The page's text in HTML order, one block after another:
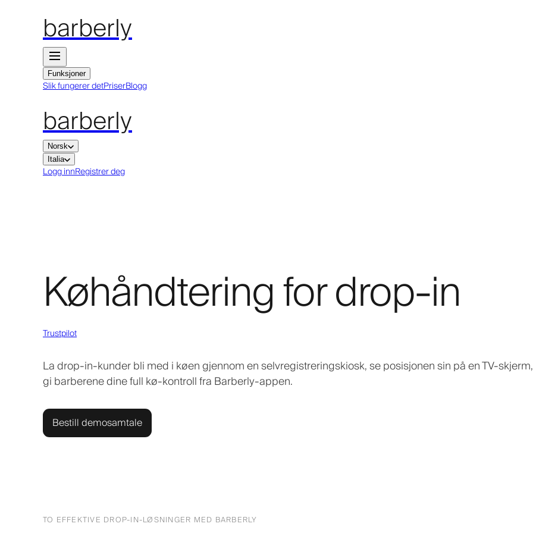
barberly
Funksjoner
Slik fungerer detPriserBlogg
barberly
Norsk
Italia
Logg innRegistrer deg
Køhåndtering for drop-in
Trustpilot
La drop-in-kunder bli med i køen gjennom en selvregistreringskiosk, se posisjonen sin på en TV-
gi barberene dine full kø-kontroll fra Barberly-appen.
Bestill demosamtale
TO EFFEKTIVE DROP-IN-LØSNINGER MED BARBERLY